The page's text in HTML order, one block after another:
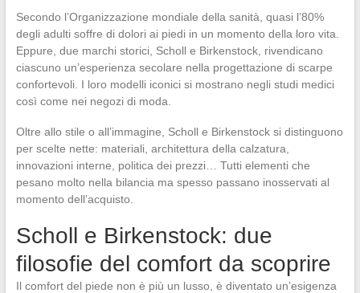
Secondo l’Organizzazione mondiale della sanità, quasi l’80%
degli adulti soffre di dolori ai piedi in un momento della loro vita.
Eppure, due marchi storici, Scholl e Birkenstock, rivendicano
ciascuno un’esperienza secolare nella progettazione di scarpe
confortevoli. I loro modelli iconici si mostrano negli studi medici
così come nei negozi di moda.
Oltre allo stile o all’immagine, Scholl e Birkenstock si distinguono
per scelte nette: materiali, architettura della calzatura,
innovazioni interne, politica dei prezzi… Tutti elementi che
pesano molto nella bilancia ma spesso passano inosservati al
momento dell’acquisto.
Scholl e Birkenstock: due
filosofie del comfort da scoprire
Il comfort del piede non è più un lusso, è diventato un’esigenza